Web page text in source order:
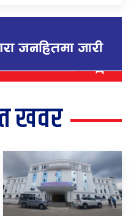
खवर